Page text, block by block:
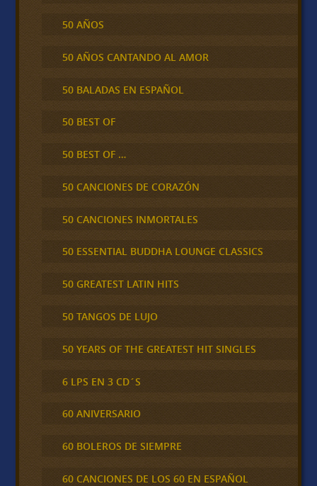
50 AÑOS
50 AÑOS CANTANDO AL AMOR
50 BALADAS EN ESPAÑOL
50 BEST OF
50 BEST OF …
50 CANCIONES DE CORAZÓN
50 CANCIONES INMORTALES
50 ESSENTIAL BUDDHA LOUNGE CLASSICS
50 GREATEST LATIN HITS
50 TANGOS DE LUJO
50 YEARS OF THE GREATEST HIT SINGLES
6 LPS EN 3 CD´S
60 ANIVERSARIO
60 BOLEROS DE SIEMPRE
60 CANCIONES DE LOS 60 EN ESPAÑOL